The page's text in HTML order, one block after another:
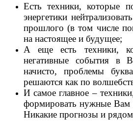
Есть техники, которые
энергетики
прошлого (в том числе
на настоящее и будущее;
А еще есть техники,
негативные события в
начисто, проблемы
решаются как по
И самое главное –
формировать нужные Вам
Никакие прогнозы и